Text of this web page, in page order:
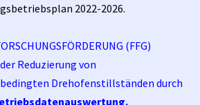
2022-2026.
(FFG)
Reduzierung von
Drehofenstillständen durch